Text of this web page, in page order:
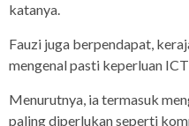
katanya.
Fauzi juga berpendapat,
mengenal pasti keperluan
Menurutnya, ia termasuk
paling diperlukan seperti